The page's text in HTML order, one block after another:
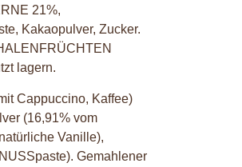
21%,
Kakaopulver, Zucker.
lagern.
Cappuccino, Kaffee)
(16,91% vom
Vanille),
Gemahlener